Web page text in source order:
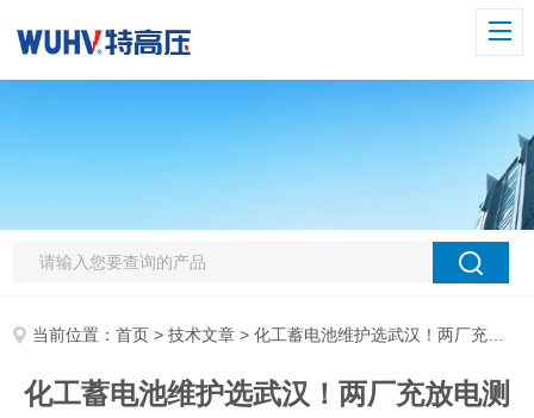
当前位置：首页 >技术文章 > 化工蓄电池维护选武汉！两厂充放电测试仪凭口碑获认可
化工蓄电池维护选武汉！两厂充放电测